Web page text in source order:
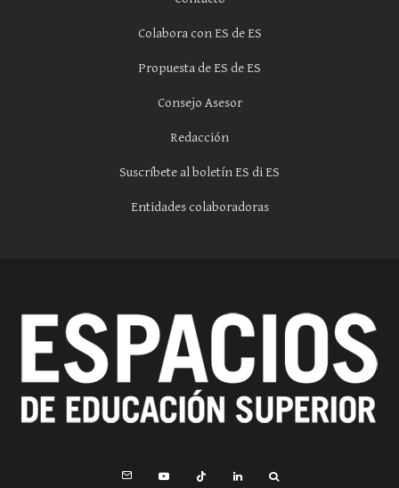
Colabora con ES de ES
Propuesta de ES de ES
Consejo Asesor
Redacción
Suscríbete al boletín ES di ES
Entidades colaboradoras